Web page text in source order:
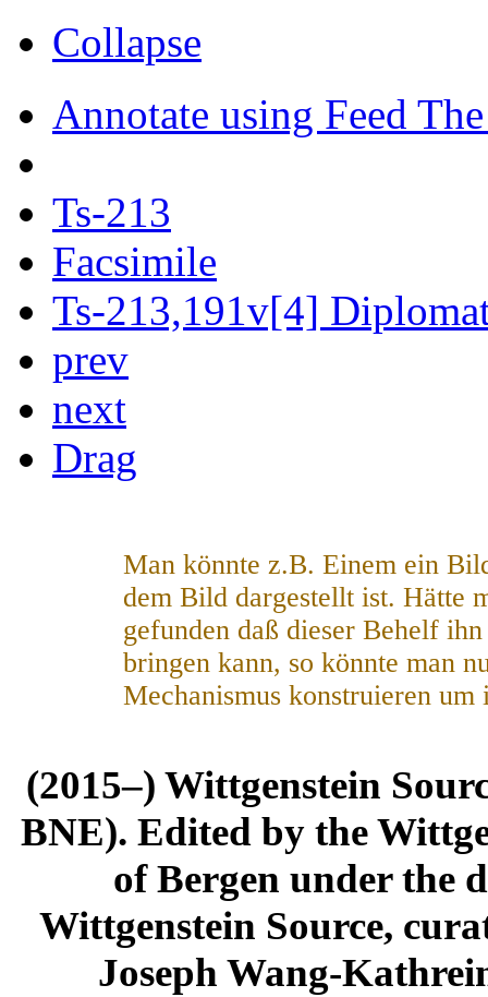
Collapse
Annotate using Feed
Ts-213
Facsimile
Ts-213,191v[4]
prev
next
Drag
Man könnte z.B. Einem ein
dem Bild dargestellt ist. Hätte
gefunden daß dieser Behelf
bringen kann, so könnte man
Mechanismus konstruieren
(2015–) Wittgenstein
BNE). Edited by the
of Bergen under the
Wittgenstein Source,
Joseph Wang-